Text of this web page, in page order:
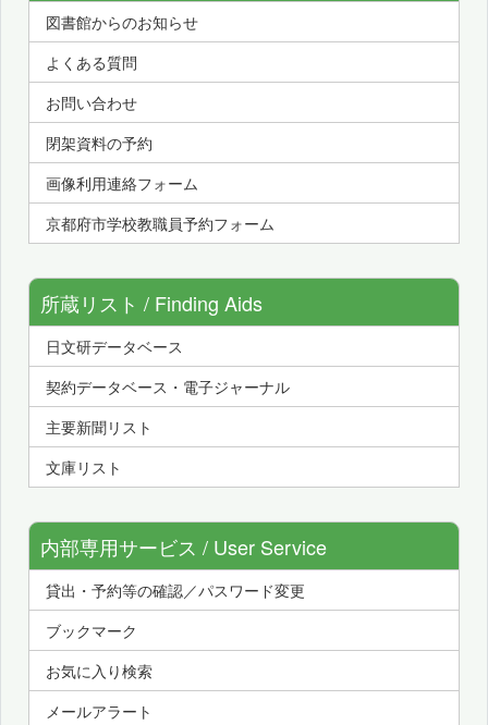
図書館からのお知らせ
よくある質問
お問い合わせ
閉架資料の予約
画像利用連絡フォーム
京都府市学校教職員予約フォーム
所蔵リスト / Finding Aids
日文研データベース
契約データベース・電子ジャーナル
主要新聞リスト
文庫リスト
内部専用サービス / User Service
貸出・予約等の確認／パスワード変更
ブックマーク
お気に入り検索
メールアラート